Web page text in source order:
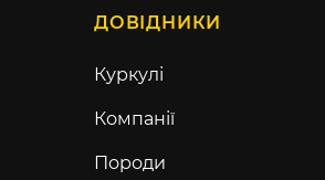
ДОВІДНИКИ
Куркулі
Компанії
Породи